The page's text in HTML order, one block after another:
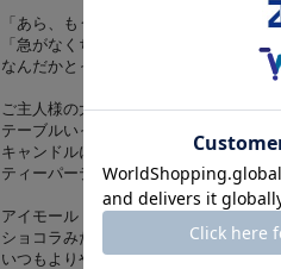
「あら、もうこんな時間！」
「急がなくちゃ！！」
なんだかとっても忙しそう…
ご主人様の大好きなショコラスイーツを
テーブルいっぱいに並べて
キャンドルに火を灯せば…
ティーパーティーのはじまりです☆
アイモールドとキノコアイは
ショコラみたいなブラウンカラー仕様で
いつもよりやわらかな雰囲気に。